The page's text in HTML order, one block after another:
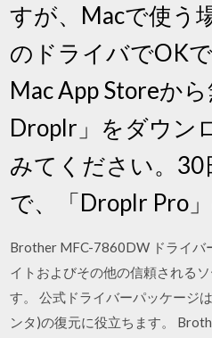
すが、Macで使う
のドライバでOK
Mac App Storeか
Droplr」をダウン
みてください。30
で、「Droplr Pro
Brother MFC-7860DW ドライバ
イトおよびその他の信頼される
す。 公式ドライバーパッケージ
ンタ)の復元に役立ちます。